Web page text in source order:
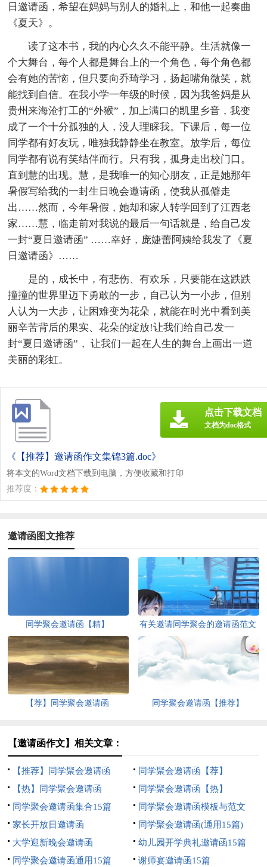
日邀请函，希望在妈妈与别人的婚礼上，和他一起奏曲
《夏天》。
读了这本书，我的内心久久不能平静。生活就像一
个大舞台，每个人都是舞台上的一个角色，每个角色都
会有她的苦恼，但只要向乔琦学习，扬起嘴角微笑，就
能找到自信。在我小学一年级的时候，因为我爸妈是从
贵州来海沧打工的“外猴”，加上满口的凯里乡音，我变
成了一个十分孤独的人，没人理睬我。下课后，每一位
同学都有好友玩，唯独我静静坐在教室。放学后，每位
同学都有说有笑结伴而行。只有我，孤身走出校门口。
直到慧的出现。慧，是我唯一的知心朋友，正是她那年
暑假写给我的一封生日晚会邀请函，使我从孤僻走
出……然而，今年暑假，她却和家人转学回到了江西老
家……慧，临走前对我说的最后一句话就是，给自己发
一封“夏日邀请函” ……幸好，庞婕蕾阿姨给我发了《夏
日邀请函》……
是的，成长中，有悲伤、有欢乐，只要能在这跌跌
撞撞的世界里迈下勇敢的一步，自己认为一小步，但别
人认为一大步，让困难变为花朵，就能在时光中看到美
丽辛苦背后的果实、花朵的绽放!让我们给自己发一
封“夏日邀请函”， 让我们一起在人生的舞台上画出一道
美丽的彩虹。
《【推荐】邀请函作文集锦3篇.doc》
将本文的Word文档下载到电脑，方便收藏和打印
推荐度：
点击下载文档
文档为doc格式
邀请函图文推荐
同学聚会邀请函【精】
有关邀请同学聚会的邀请函范文
合集9篇
【荐】同学聚会邀请函 同学聚会邀请函【推荐】
【邀请函作文】相关文章：
【推荐】同学聚会邀请函
同学聚会邀请函【荐】
【热】同学聚会邀请函
同学聚会邀请函【热】
同学聚会邀请函集合15篇
同学聚会邀请函模板与范文
家长开放日邀请函
同学聚会邀请函(通用15篇)
大学迎新晚会邀请函
幼儿园开学典礼邀请函15篇
同学聚会邀请函通用15篇
谢师宴邀请函15篇